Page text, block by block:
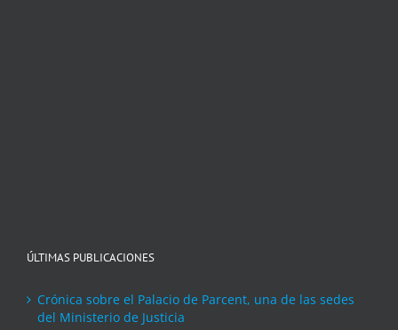
ÚLTIMAS PUBLICACIONES
Crónica sobre el Palacio de Parcent, una de las sedes
del Ministerio de Justicia